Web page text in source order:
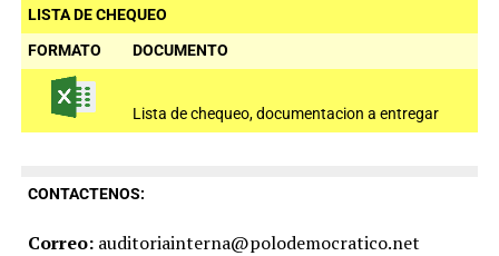
LISTA DE CHEQUEO
FORMATO
DOCUMENTO
Lista de chequeo, documentacion a entregar
CONTACTENOS:
Correo: auditoriainterna@polodemocratico.net